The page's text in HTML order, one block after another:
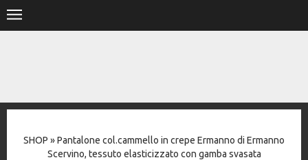
STORE
DESIGNERS
SHOP »Pantalone col.cammello in crepe Ermanno di Ermanno
Scervino, tessuto elasticizzato con gamba svasata